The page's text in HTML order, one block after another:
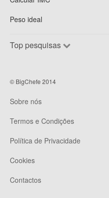
Peso ideal
Top pesquisas
© BigChefe 2014
Sobre nós
Termos e Condições
Política de Privacidade
Cookies
Contactos